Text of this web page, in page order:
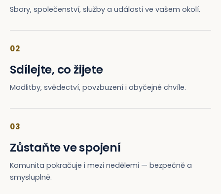
Sbory, společenství, služby a události ve vašem okolí.
02
Sdílejte, co žijete
Modlitby, svědectví, povzbuzení i obyčejné chvíle.
03
Zůstaňte ve spojení
Komunita pokračuje i mezi nedělemi — bezpečně a
smysluplně.